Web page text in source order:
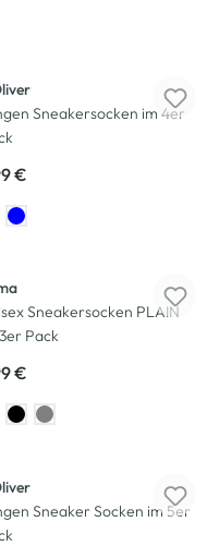
Sneakersocken im 4er
€
Sneakersocken PLAIN
Pack
€
Sneaker Socken im 5er